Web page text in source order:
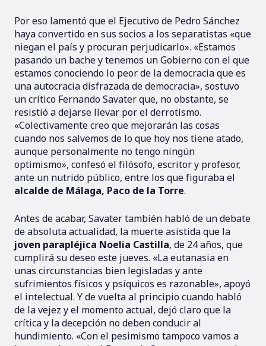
Por eso lamentó que el Ejecutivo de Pedro Sánchez
haya convertido en sus socios a los separatistas «que
niegan el país y procuran perjudicarlo». «Estamos
pasando un bache y tenemos un Gobierno con el que
estamos conociendo lo peor de la democracia que es
una autocracia disfrazada de democracia», sostuvo
un crítico Fernando Savater que, no obstante, se
resistió a dejarse llevar por el derrotismo.
«Colectivamente creo que mejorarán las cosas
cuando nos salvemos de lo que hoy nos tiene atado,
aunque personalmente no tengo ningún
optimismo», confesó el filósofo, escritor y profesor,
ante un nutrido público, entre los que figuraba el
alcalde de Málaga, Paco de la Torre.
Antes de acabar, Savater también habló de un debate
de absoluta actualidad, la muerte asistida que la
joven parapléjica Noelia Castilla, de 24 años, que
cumplirá su deseo este jueves. «La eutanasia en
unas circunstancias bien legisladas y ante
sufrimientos físicos y psíquicos es razonable», apoyó
el intelectual. Y de vuelta al principio cuando habló
de la vejez y el momento actual, dejó claro que la
crítica y la decepción no deben conducir al
hundimiento. «Con el pesimismo tampoco vamos a